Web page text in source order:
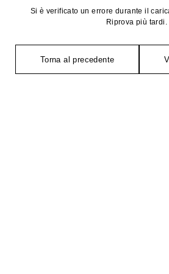
Si è verificato un errore durante il
Riprova più tardi.
Torna al precedente